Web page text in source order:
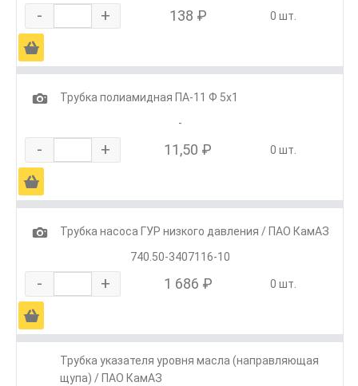
- + 138 ₽ 0 шт.
Ä
1
Трубка полиамидная ПА-11 Ф 5х1
-
- + 11,50 ₽ 0 шт.
Ä
1
Трубка насоса ГУР низкого давления / ПАО КамАЗ
740.50-3407116-10
- + 1 686 ₽ 0 шт.
Ä
Трубка указателя уровня масла (направляющая
щупа) / ПАО КамАЗ